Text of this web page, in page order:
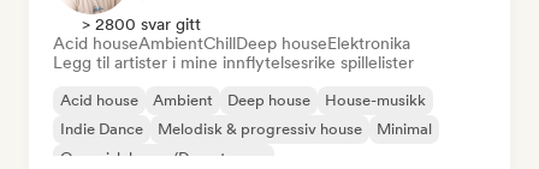
> 2800 svar gitt
Acid houseAmbientChillDeep houseElektronika
Legg til artister i mine innflytelsesrike spillelister
Acid house Ambient Deep house
House-musikk
Indie Dance
Melodisk & progressiv house
Minimal
Organisk house/Downtempo